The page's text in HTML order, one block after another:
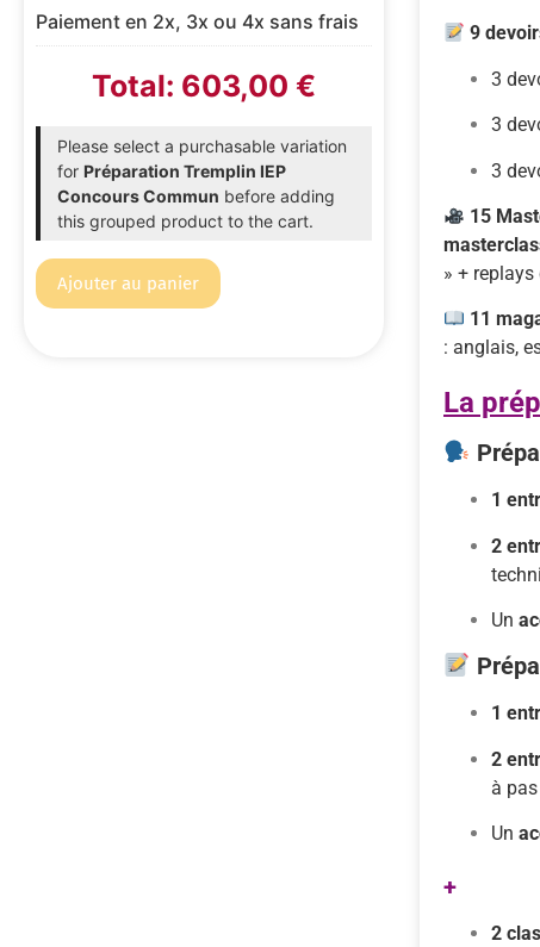
Paiement en 2x, 3x ou 4x sans frais
Total: 603,00 €
Please select a purchasable variation
for Préparation Tremplin IEP
Concours Commun before adding
this grouped product to the cart.
Ajouter au panier
9
3
3
3
15
m
» + replays
11
: anglais,
La
1
2
Un
1
2
à pas
Un
+
2